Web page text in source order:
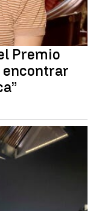
Premio
encontrar